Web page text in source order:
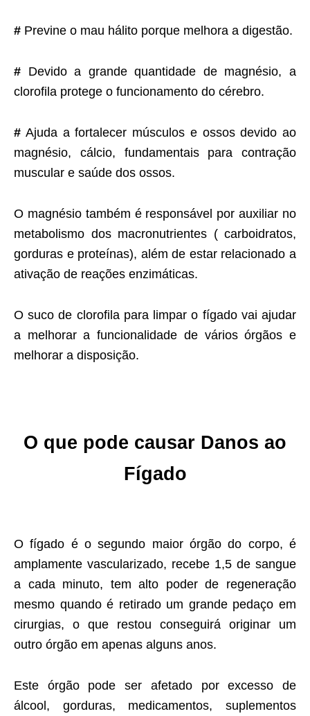
# Previne o mau hálito porque melhora a digestão.
# Devido a grande quantidade de magnésio, a
clorofila protege o funcionamento do cérebro.
# Ajuda a fortalecer músculos e ossos devido ao
magnésio, cálcio, fundamentais para contração
muscular e saúde dos ossos.
O magnésio também é responsável por auxiliar no
metabolismo dos macronutrientes ( carboidratos,
gorduras e proteínas), além de estar relacionado a
ativação de reações enzimáticas.
O suco de clorofila para limpar o fígado vai ajudar
a melhorar a funcionalidade de vários órgãos e
melhorar a disposição.
O que pode causar Danos ao
Fígado
O fígado é o segundo maior órgão do corpo, é
amplamente vascularizado, recebe 1,5 de sangue
a cada minuto, tem alto poder de regeneração
mesmo quando é retirado um grande pedaço em
cirurgias, o que restou conseguirá originar um
outro órgão em apenas alguns anos.
Este órgão pode ser afetado por excesso de
álcool, gorduras, medicamentos, suplementos